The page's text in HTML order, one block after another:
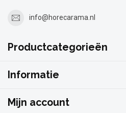
info@horecarama.nl
Productcategorieën
Informatie
Mijn account